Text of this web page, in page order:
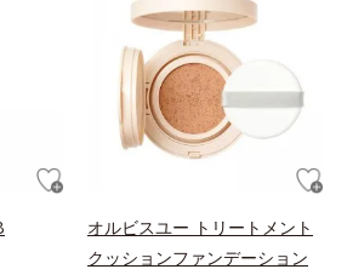
オルビスユー トリートメント
クッションファンデーション